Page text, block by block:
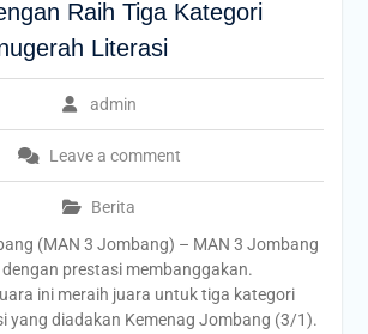
Raih Tiga Kategori
Literasi
admin
Leave a comment
Berita
(MAN 3 Jombang) – MAN 3 Jombang
prestasi membanggakan.
ini meraih juara untuk tiga kategori
yang diadakan Kemenag Jombang (3/1).